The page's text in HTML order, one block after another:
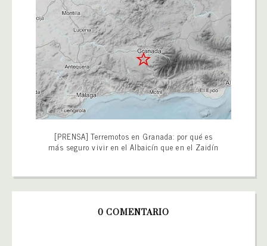
[PRENSA] Terremotos en Granada: por qué es
más seguro vivir en el Albaicín que en el Zaidín
0 COMENTARIO